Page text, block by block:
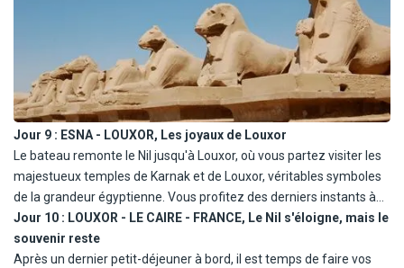
Jour 9 : ESNA - LOUXOR, Les joyaux de Louxor
Le bateau remonte le Nil jusqu'à Louxor, où vous partez visiter les
majestueux temples de Karnak et de Louxor, véritables symboles
de la grandeur égyptienne. Vous profitez des derniers instants à
bord pour savourer un dernier dîner bercé par les lumières du
crépuscule.
Jour 10 : LOUXOR - LE CAIRE - FRANCE, Le Nil s'éloigne, mais le
souvenir reste
Après un dernier petit-déjeuner à bord, il est temps de faire vos